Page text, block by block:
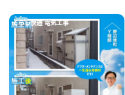
くらし快適 電気工事